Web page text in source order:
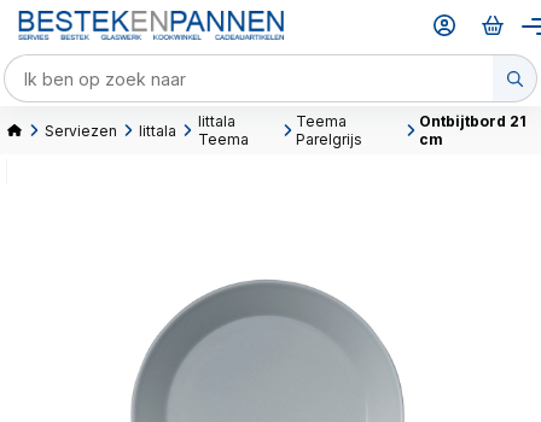
Serviezen Iittala
Iittala
Teema
Teema
Parelgrijs
Ontbijtbord 21
cm